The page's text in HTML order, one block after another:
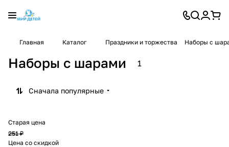
Главная Каталог Праздники и торжества Наборы с
Наборы с шарами 1
Сначала популярные
Старая цена
251 ₽
Цена со скидкой